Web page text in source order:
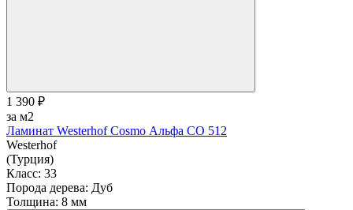
1 390 ₽
за м2
Ламинат Westerhof Cosmo Альфа СО 512
Westerhof
(Турция)
Класс: 33
Порода дерева: Дуб
Толщина: 8 мм